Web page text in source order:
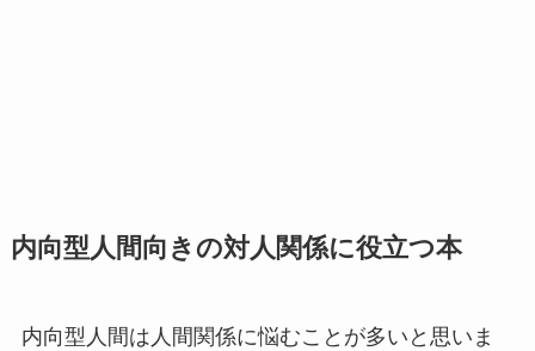
内向型人間向きの対人関係に役立つ本
内向型人間は人間関係に悩むことが多いと思いま